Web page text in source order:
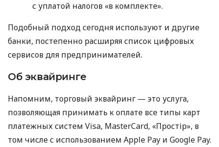
с уплатой налогов «в комплекте».
Подобный подход сегодня используют и другие
банки, постепенно расширяя список цифровых
сервисов для предпринимателей.
Об эквайринге
Напомним, торговый эквайринг — это услуга,
позволяющая принимать к оплате все типы карт
платежных систем Visa, MasterCard, «Простір», в
том числе с использованием Apple Pay и Google Pay.